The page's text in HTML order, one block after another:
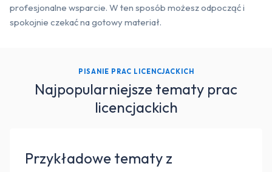
profesjonalne wsparcie. W ten sposób możesz odpocząć i
spokojnie czekać na gotowy materiał.
PISANIE PRAC LICENCJACKICH
Najpopularniejsze tematy prac
licencjackich
Przykładowe tematy z